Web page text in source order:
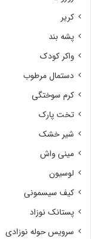
کریر
پشه بند
واکر کودک
دستمال مرطوب
کرم سوختگی
تخت پارک
شیر خشک
مینی واش
لوسیون
کیف سیسمونی
پستانک نوزاد
سرویس حوله نوزادی